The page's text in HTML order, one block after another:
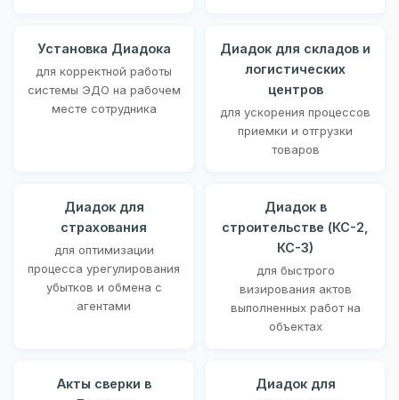
Установка Диадока
для корректной работы
системы ЭДО на рабочем
месте сотрудника
Диадок для складов и
логистических
центров
для ускорения процессов
приемки и отгрузки
товаров
Диадок для
страхования
для оптимизации
процесса урегулирования
убытков и обмена с
агентами
Диадок в
строительстве (КС-2,
КС-3)
для быстрого
визирования актов
выполненных работ на
объектах
Акты сверки в
Диадок для